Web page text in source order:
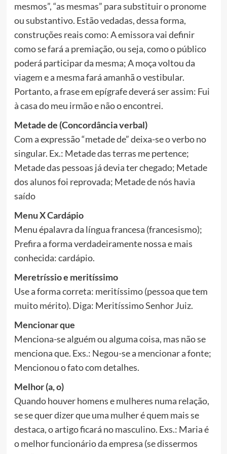
mesmos”, “as mesmas” para substituir o pronome
ou substantivo. Estão vedadas, dessa forma,
construções reais como: A emissora vai definir
como se fará a premiação, ou seja, como o público
poderá participar da mesma; A moça voltou da
viagem e a mesma fará amanhã o vestibular.
Portanto, a frase em epígrafe deverá ser assim: Fui
à casa do meu irmão e não o encontrei.
Metade de (Concordância verbal)
Com a expressão “metade de” deixa-se o verbo no
singular. Ex.: Metade das terras me pertence;
Metade das pessoas já devia ter chegado; Metade
dos alunos foi reprovada; Metade de nós havia
saído
Menu X Cardápio
Menu épalavra da língua francesa (francesismo);
Prefira a forma verdadeiramente nossa e mais
conhecida: cardápio.
Meretríssio e meritíssimo
Use a forma correta: meritíssimo (pessoa que tem
muito mérito). Diga: Meritíssimo Senhor Juiz.
Mencionar que
Menciona-se alguém ou alguma coisa, mas não se
menciona que. Exs.: Negou-se a mencionar a fonte;
Mencionou o fato com detalhes.
Melhor (a, o)
Quando houver homens e mulheres numa relação,
se se quer dizer que uma mulher é quem mais se
destaca, o artigo ficará no masculino. Exs.: Maria é
o melhor funcionário da empresa (se dissermos